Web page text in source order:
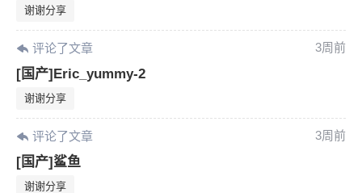
谢谢分享
评论了文章 3周前
[国产]Eric_yummy-2
谢谢分享
评论了文章 3周前
[国产]鲨鱼
谢谢分享